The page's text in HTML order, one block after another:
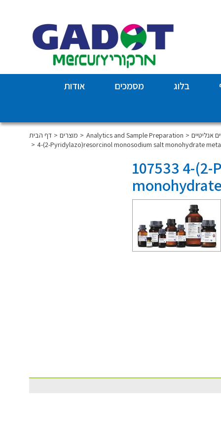
בלוג מסמכים אודות
דף הבית מוצרים
Analytics and Sample Preparation
4-(2-Pyridylazo)resorcinol monosodium salt monohydrate
107533 4-